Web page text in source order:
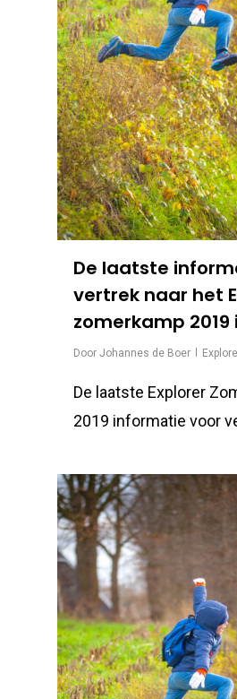
De laatste
vertrek naar het
zomerkamp 2019
Door Johannes de Boer
De laatste Explorer
2019 informatie voor